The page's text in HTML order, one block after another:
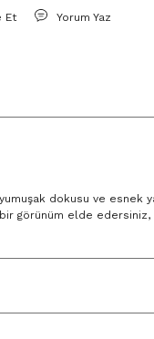
Et Yorum Yaz
dokusu ve esnek
görünüm elde